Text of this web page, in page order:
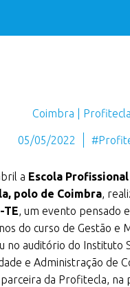
Coimbra | Profitecla
05/05/2022
a Escola Profissional
polo de Coimbra,
TE, um evento pensado
do curso de Gestão e
no auditório do Instituto
e Administração de
da Profitecla, na